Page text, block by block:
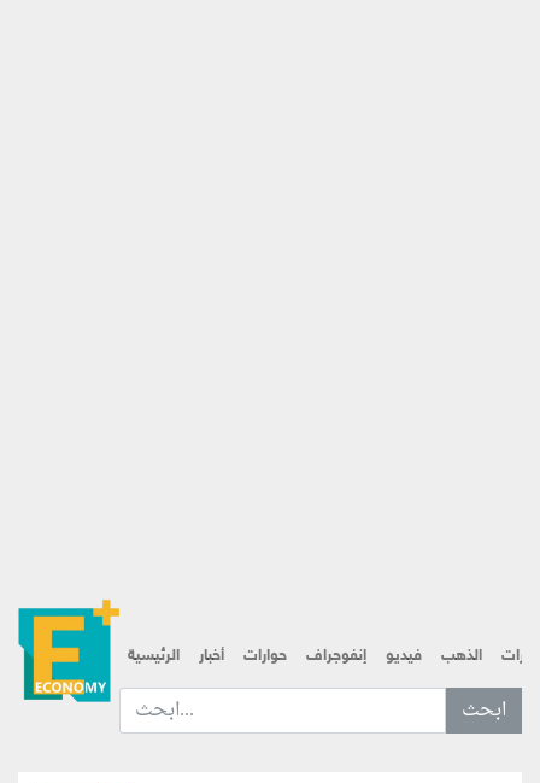
الرئيسية أخبار حوارات إنفوجراف فيديو الذهب
ابحث عن... :